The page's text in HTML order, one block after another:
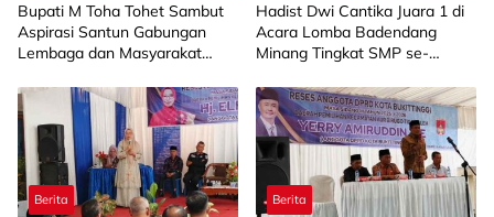
Bupati M Toha Tohet Sambut
Aspirasi Santun Gabungan
Lembaga dan Masyarakat
Hadist Dwi Cantika Juara 1 di
Acara Lomba Badendang
Minang Tingkat SMP se-
Berita Berita